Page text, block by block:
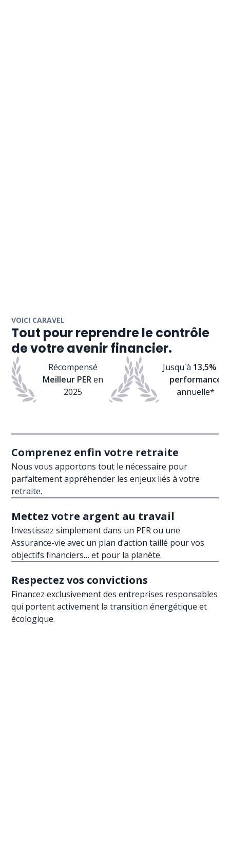
VOICI CARAVEL
Tout pour reprendre le contrôle
de votre avenir financier.
Récompensé
Meilleur PERen
2025
Jusqu'à 13,5% de
performance
annuelle*
Comprenez enfin votre retraite
Nous vous apportons tout le nécessaire pour
parfaitement appréhender les enjeux liés à votre
retraite.
Mettez votre argent au travail
Investissez simplement dans un PER ou une
Assurance-vie avec un plan d’action taillé pour vos
objectifs financiers… et pour la planète.
Respectez vos convictions
Financez exclusivement des entreprises responsables
qui portent activement la transition énergétique et
écologique.